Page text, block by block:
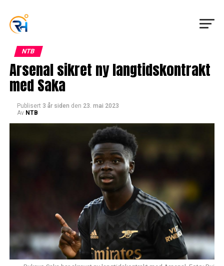
NTB
Arsenal sikret ny langtidskontrakt
med Saka
Publisert 3 år siden den 23. mai 2023
Av NTB